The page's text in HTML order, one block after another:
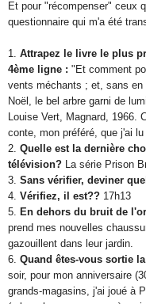
Et pour "récompenser" ceux
questionnaire qui m'a été
1. Attrapez le livre le plus
4ème ligne : "Et comment
vents méchants ; et, sans en
Noël, le bel arbre garni de
Louise Vert, Magnard, 1966.
conte, mon préféré, que j'ai lu
2. Quelle est la dernière
télévision? La série Prison
3. Sans vérifier, deviner
4. Vérifiez, il est?? 17h13
5.
En dehors du bruit de
prend mes nouvelles
gazouillent dans leur jardin.
6. Quand êtes-vous sortie
soir, pour mon anniversaire
grands-magasins, j'ai joué à